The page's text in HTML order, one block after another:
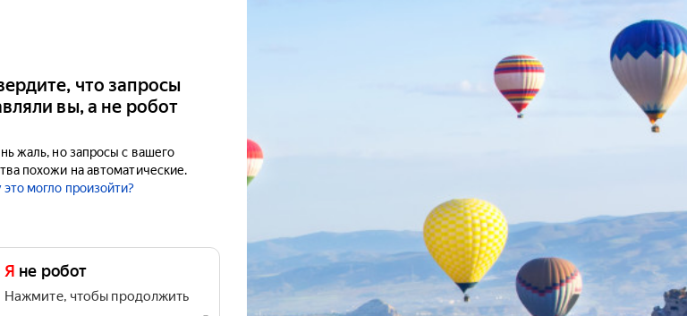
что запросы
вы, а не робот
жаль, но запросы с вашего
похожи на автоматические.
могло произойти?
Я не робот
Нажмите, чтобы продолжить